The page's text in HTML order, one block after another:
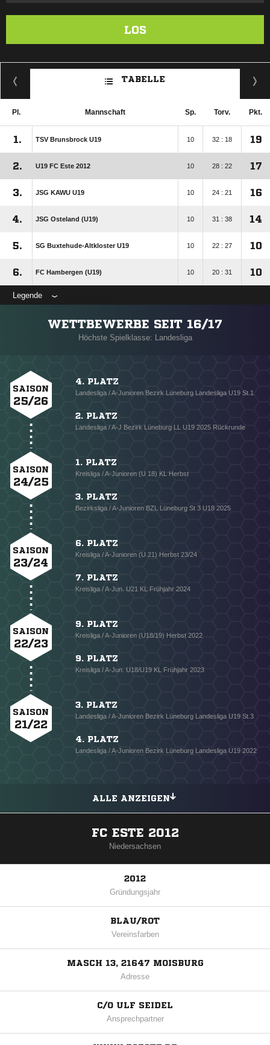
LOS
TABELLE
Pl. Mannschaft Sp. Torv. Pkt.
1. TSV Brunsbrock U19 10 32 : 18 19
2. U19 FC Este 2012 10 28 : 22 17
3. JSG KAWU U19 10 24 : 21 16
4. JSG Osteland (U19) 10 31 : 38 14
5. SG Buxtehude-Altkloster U19 10 22 : 27 10
6. FC Hambergen (U19) 10 20 : 31 10
Legende
WETTBEWERBE SEIT 16/17
Höchste Spielklasse: Landesliga
SAISON
25/26
4. PLATZ
Landesliga / A-Junioren Bezirk Lüneburg Landesliga U19 St.1
2. PLATZ
Landesliga / A-J Bezirk Lüneburg LL U19 2025 Rückrunde
SAISON
24/25
1. PLATZ
Kreisliga / A-Junioren (U 18) KL Herbst
3. PLATZ
Bezirksliga / A-Junioren BZL Lüneburg St 3 U18 2025
SAISON
23/24
6. PLATZ
Kreisliga / A-Junioren (U 21) Herbst 23/24
7. PLATZ
Kreisliga / A-Jun. U21 KL Frühjahr 2024
SAISON
22/23
9. PLATZ
Kreisliga / A-Junioren (U18/19) Herbst 2022
9. PLATZ
Kreisliga / A-Jun. U18/U19 KL Frühjahr 2023
SAISON
21/22
3. PLATZ
Landesliga / A-Junioren Bezirk Lüneburg Landesliga U19 St.3
4. PLATZ
Landesliga / A-Junioren Bezirk Lüneburg Landesliga U19 2022
ALLE ANZEIGEN
FC ESTE 2012
Niedersachsen
2012
Gründungsjahr
BLAU/ROT
Vereinsfarben
MASCH 13, 21647 MOISBURG
Adresse
C/O ULF SEIDEL
Ansprechpartner